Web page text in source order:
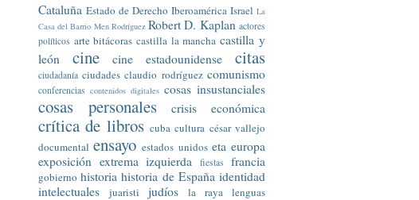
Cataluña Estado de Derecho Iberoamérica Israel La
Casa del Barrio Men Rodríguez Robert D. Kaplan actores
políticos arte bitácoras castilla la mancha castilla y
león
cine cine estadounidense citas
ciudadanía ciudades claudio rodríguez comunismo
conferencias contenidos digitales cosas insustanciales
cosas personales crisis económica
crítica de libros cuba cultura césar vallejo
documental ensayo estados unidos eta europa
exposición extrema izquierda fiestas francia
gobierno historia historia de España identidad
intelectuales
juaristi judíos la raya lenguas